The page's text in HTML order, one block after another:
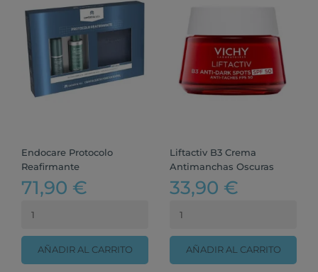
Endocare Protocolo
Reafirmante
71,90 €
AÑADIR AL CARRITO
Liftactiv B3 Crema
Antimanchas Oscuras
33,90 €
AÑADIR AL CARRITO